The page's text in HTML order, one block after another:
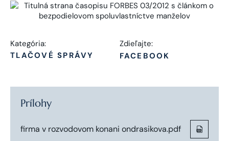
Kategória:
TLAČOVÉ SPRÁVY
Zdieľajte:
FACEBOOK
Prílohy
firma v rozvodovom konani ondrasikova.pdf